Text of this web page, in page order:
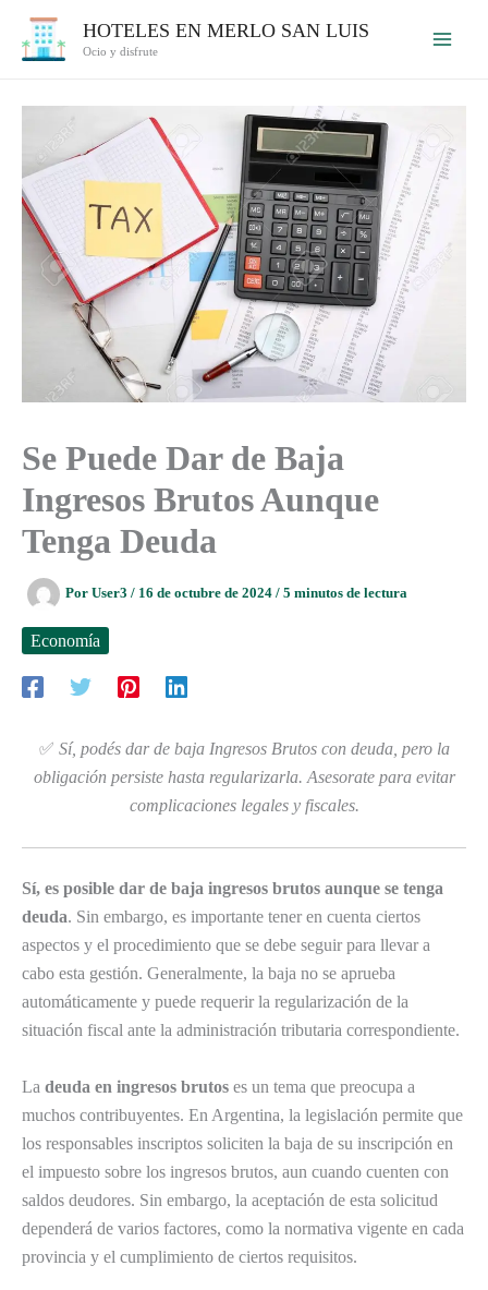
HOTELES EN MERLO SAN LUIS
Ocio y disfrute
Se Puede Dar de Baja
Ingresos Brutos Aunque
Tenga Deuda
Por User3 / 16 de octubre de 2024 / 5 minutos de lectura
Economía
✅ Sí, podés dar de baja Ingresos Brutos con deuda, pero la
obligación persiste hasta regularizarla. Asesorate para evitar
complicaciones legales y fiscales.
Sí, es posible dar de baja ingresos brutos aunque se tenga
deuda. Sin embargo, es importante tener en cuenta ciertos
aspectos y el procedimiento que se debe seguir para llevar a
cabo esta gestión. Generalmente, la baja no se aprueba
automáticamente y puede requerir la regularización de la
situación fiscal ante la administración tributaria correspondiente.
La deuda en ingresos brutos es un tema que preocupa a
muchos contribuyentes. En Argentina, la legislación permite que
los responsables inscriptos soliciten la baja de su inscripción en
el impuesto sobre los ingresos brutos, aun cuando cuenten con
saldos deudores. Sin embargo, la aceptación de esta solicitud
dependerá de varios factores, como la normativa vigente en cada
provincia y el cumplimiento de ciertos requisitos.